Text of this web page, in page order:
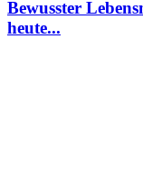
Bewusster
heute...